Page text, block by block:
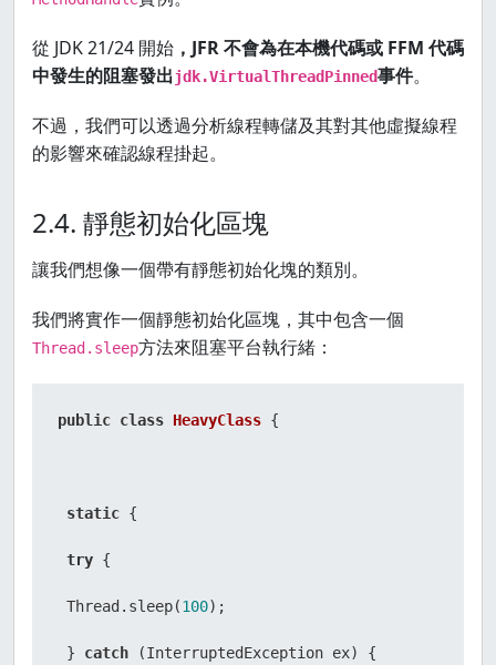
從 JDK 21/24 開始 ，JFR 不會為在本機代碼或 FFM 代碼
中發生的阻塞發出jdk.VirtualThreadPinned事件。
不過，我們可以透過分析線程轉儲及其對其他虛擬線程
的影響來確認線程掛起。
2.4. 靜態初始化區塊
讓我們想像一個帶有靜態初始化塊的類別。
我們將實作一個靜態初始化區塊，其中包含一個
Thread.sleep方法來阻塞平台執行緒：
public class HeavyClass {
static {
try {
Thread.sleep(100);
} catch (InterruptedException ex) {